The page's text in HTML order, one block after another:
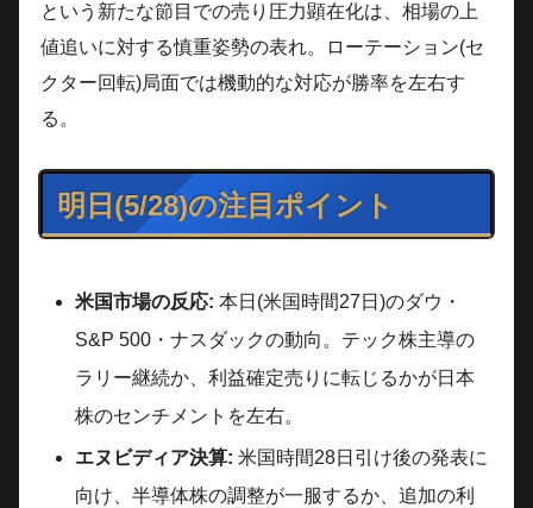
という新たな節目での売り圧力顕在化は、相場の上
値追いに対する慎重姿勢の表れ。ローテーション(セ
クター回転)局面では機動的な対応が勝率を左右す
る。
明日(5/28)の注目ポイント
米国市場の反応: 本日(米国時間27日)のダウ・
S&P 500・ナスダックの動向。テック株主導の
ラリー継続か、利益確定売りに転じるかが日本
株のセンチメントを左右。
エヌビディア決算: 米国時間28日引け後の発表に
向け、半導体株の調整が一服するか、追加の利